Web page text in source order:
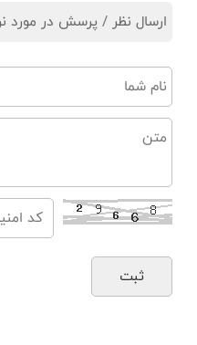
ارسال نظر / پرسش در مورد نردبان